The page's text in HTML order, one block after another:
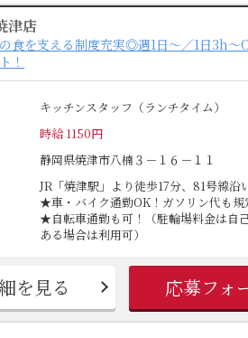
津店
食を支える制度充実◎週1日～／1日3h
！
キッチンスタッフ（ランチタイム）
時給 1150円
静岡県焼津市八楠３－１６－１１
JR「焼津駅」より徒歩17分、81号線沿
★車・バイク通勤OK！ガソリン代も規
★自転車通勤も可！（駐輪場料金は自
ある場合は利用可）
を見る 応募フォ